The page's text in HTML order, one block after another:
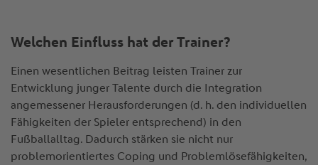
Welchen Einfluss hat der Trainer?
Einen wesentlichen Beitrag leisten Trainer zur
Entwicklung junger Talente durch die Integration
angemessener Herausforderungen (d. h. den individuellen
Fähigkeiten der Spieler entsprechend) in den
Fußballalltag. Dadurch stärken sie nicht nur
problemorientiertes Coping und Problemlösefähigkeiten,